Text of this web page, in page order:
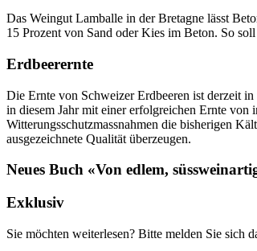
Das Weingut Lamballe in der Bretagne lässt
15 Prozent von Sand oder Kies im Beton. So
Erdbeerernte
Die Ernte von Schweizer Erdbeeren ist derzeit
in diesem Jahr mit einer erfolgreichen Ernte von
Witterungsschutzmassnahmen die bisherigen
ausgezeichnete Qualität überzeugen.
Neues Buch «Von edlem,
Exklusiv
Sie möchten weiterlesen? Bitte melden Sie sich